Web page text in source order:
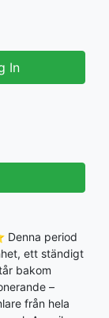
In
Denna period
ett ständigt
bakom
–
från hela